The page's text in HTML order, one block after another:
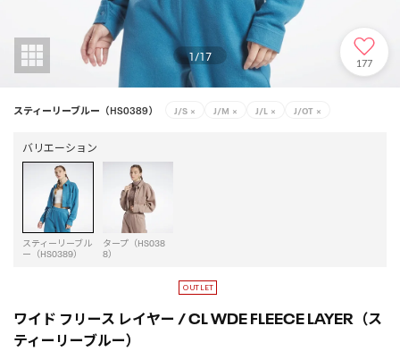
1/17 177
スティーリーブルー（HS0389） J/S × J/M × J/L × J/OT ×
バリエーション
スティーリーブル
ー（HS0389）
タープ（HS038
8）
ワイド フリース レイヤー / CL WDE FLEECE LAYER（ス
ティーリーブルー）